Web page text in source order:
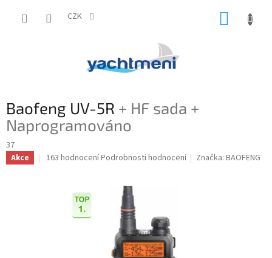
CZK
Baofeng UV-5R + HF sada +
Naprogramováno
37
Akce
Průměrné
163 hodnoceníPodrobnosti hodnocení Značka:BAOFENG